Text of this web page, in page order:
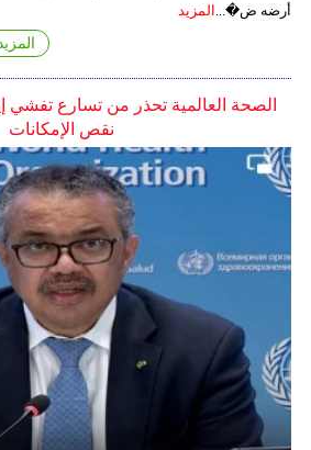
أرضه ض�...
المزيد
الصحة العالمية تحذر من تسارع تفشي
نقص الإمكانات